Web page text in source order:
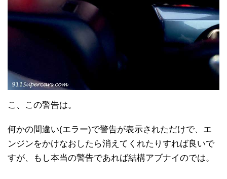
こ、この警告は。
何かの間違い(エラー)で警告が表示されただけで、エ
ンジンをかけなおしたら消えてくれたりすれば良いで
すが、もし本当の警告であれば結構アブナイのでは。